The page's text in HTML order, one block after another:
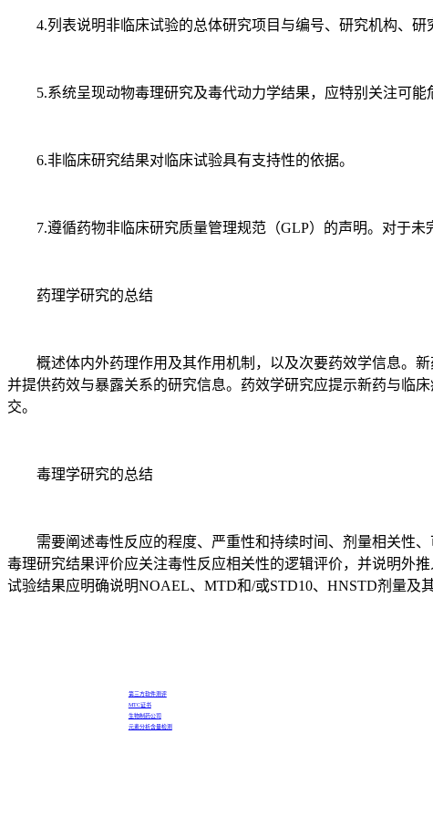
4.列表说明非临床试验的总体研究项目与编号、研究机构、研
5.系统呈现动物毒理研究及毒代动力学结果，应特别关注可能
6.非临床研究结果对临床试验具有支持性的依据。
7.遵循药物非临床研究质量管理规范（GLP）的声明。对于未
药理学研究的总结
概述体内外药理作用及其作用机制，以及次要药效学信息。新
并提供药效与暴露关系的研究信息。药效学研究应提示新药与临
交。
毒理学研究的总结
需要阐述毒性反应的程度、严重性和持续时间、剂量相关性、
毒理研究结果评价应关注毒性反应相关性的逻辑评价，并说明外
试验结果应明确说明NOAEL、MTD和/或STD10、HNSTD剂量及
第三方软件测评
MTC证书
生物制药公司
元素分析含量检测